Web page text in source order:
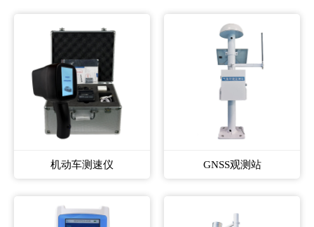
机动车测速仪 GNSS观测站